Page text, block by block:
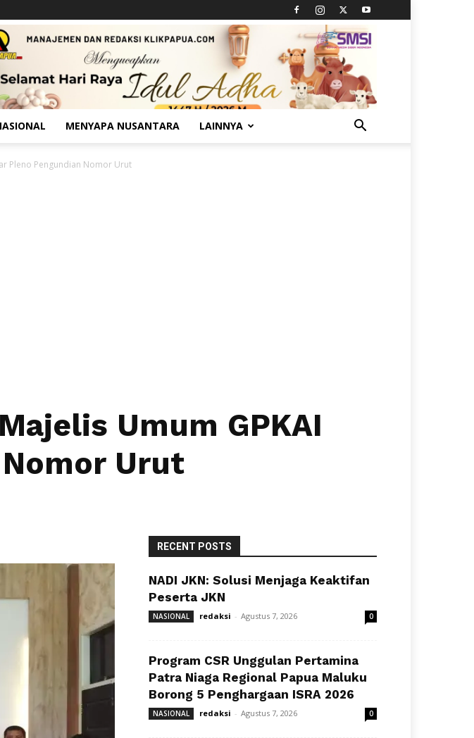
MENYAPA NUSANTARA LAINNYA
Pleno Pengundian Nomor Urut
Umum GPKAI
Urut
RECENT POSTS
NADI JKN: Solusi Menjaga Keaktifan
Peserta JKN
NASIONAL redaksi - Agustus 7, 2026 0
Program CSR Unggulan Pertamina
Patra Niaga Regional Papua Maluku
Borong 5 Penghargaan ISRA 2026
NASIONAL redaksi - Agustus 7, 2026 0